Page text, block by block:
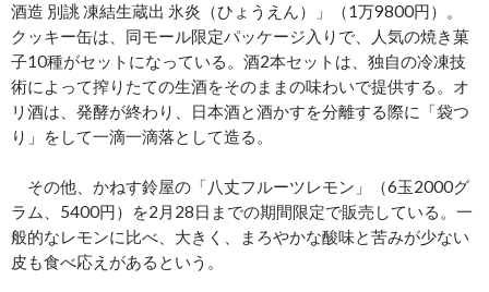
酒造 別誂 凍結生蔵出 氷炎（ひょうえん）」（1万9800円）。
クッキー缶は、同モール限定パッケージ入りで、人気の焼き菓
子10種がセットになっている。酒2本セットは、独自の冷凍技
術によって搾りたての生酒をそのままの味わいで提供する。オ
リ酒は、発酵が終わり、日本酒と酒かすを分離する際に「袋つ
り」をして一滴一滴落として造る。
その他、かねす鈴屋の「八丈フルーツレモン」（6玉2000グ
ラム、5400円）を2月28日までの期間限定で販売している。一
般的なレモンに比べ、大きく、まろやかな酸味と苦みが少ない
皮も食べ応えがあるという。